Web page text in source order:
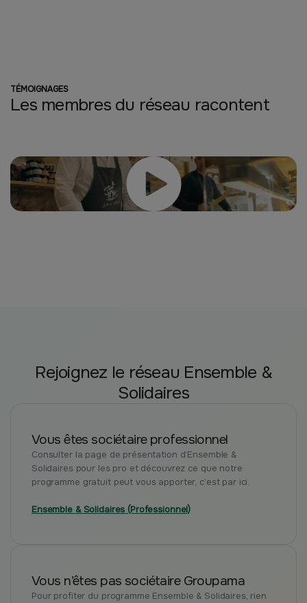
TÉMOIGNAGES
Les membres du réseau racontent
Rejoignez le réseau Ensemble &
Solidaires
Vous êtes sociétaire professionnel
Consulter la page de présentation d’Ensemble &
Solidaires pour les pro et découvrez ce que notre
programme gratuit peut vous apporter, c’est par ici.
Ensemble & Solidaires (Professionnel)
Vous n’êtes pas sociétaire Groupama
Pour profiter du programme Ensemble & Solidaires, rien